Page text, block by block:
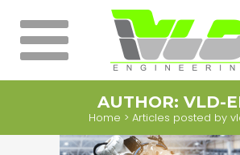
AUTHOR: VLD-
Home > Articles posted by